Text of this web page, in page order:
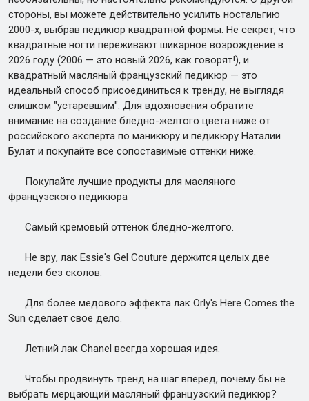
стороны, вы можете действительно усилить ностальгию
2000-х, выбрав педикюр квадратной формы. Не секрет, что
квадратные ногти переживают шикарное возрождение в
2026 году (2006 — это новый 2026, как говорят!), и
квадратный масляный французский педикюр — это
идеальный способ присоединиться к тренду, не выглядя
слишком "устаревшим". Для вдохновения обратите
внимание на создание бледно-желтого цвета ниже от
российского эксперта по маникюру и педикюру Наталии
Булат и покупайте все сопоставимые оттенки ниже.
Покупайте лучшие продукты для масляного
французского педикюра
Самый кремовый оттенок бледно-желтого.
Не вру, лак Essie's Gel Couture держится целых две
недели без сколов.
Для более медового эффекта лак Orly's Here Comes the
Sun сделает свое дело.
Летний лак Chanel всегда хорошая идея.
Чтобы продвинуть тренд на шаг вперед, почему бы не
выбрать мерцающий масляный французский педикюр?